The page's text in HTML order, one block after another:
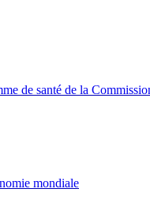
de santé de la
mondiale